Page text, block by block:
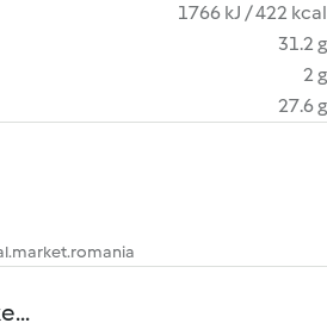
1766 kJ / 422 kcal
31.2 g
2 g
27.6 g